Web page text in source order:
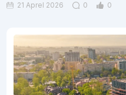
21 Aprel 2026 0 0